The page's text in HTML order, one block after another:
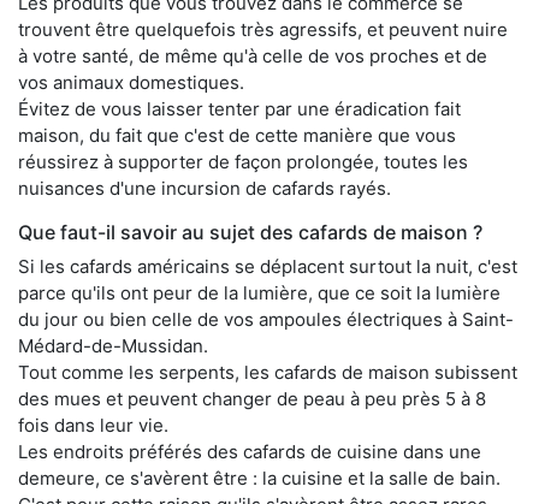
trouvent être quelquefois très agressifs, et peuvent nuire
à votre santé, de même qu'à celle de vos proches et de
vos animaux domestiques.
Évitez de vous laisser tenter par une éradication fait
maison, du fait que c'est de cette manière que vous
réussirez à supporter de façon prolongée, toutes les
nuisances d'une incursion de cafards rayés.
Que faut-il savoir au sujet des cafards de maison ?
Si les cafards américains se déplacent surtout la nuit, c'est
parce qu'ils ont peur de la lumière, que ce soit la lumière
du jour ou bien celle de vos ampoules électriques à Saint-
Médard-de-Mussidan.
Tout comme les serpents, les cafards de maison subissent
des mues et peuvent changer de peau à peu près 5 à 8
fois dans leur vie.
Les endroits préférés des cafards de cuisine dans une
demeure, ce s'avèrent être : la cuisine et la salle de bain.